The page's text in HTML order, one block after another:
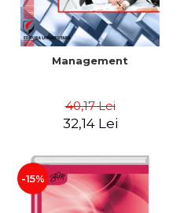
Management
40,17 Lei
32,14 Lei
-15%